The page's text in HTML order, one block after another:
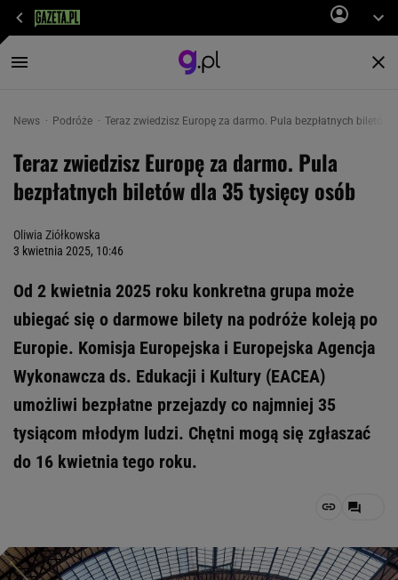
News Podróże Teraz zwiedzisz Europę za darmo. Pula bezpłatnych biletów
Teraz zwiedzisz Europę za darmo. Pula
bezpłatnych biletów dla 35 tysięcy osób
Oliwia Ziółkowska
3 kwietnia 2025, 10:46
Od 2 kwietnia 2025 roku konkretna grupa może
ubiegać się o darmowe bilety na podróże koleją po
Europie. Komisja Europejska i Europejska Agencja
Wykonawcza ds. Edukacji i Kultury (EACEA)
umożliwi bezpłatne przejazdy co najmniej 35
tysiącom młodym ludzi. Chętni mogą się zgłaszać
do 16 kwietnia tego roku.